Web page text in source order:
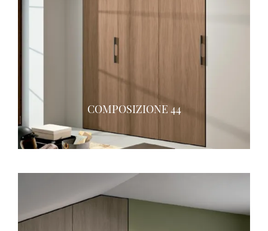
COMPOSIZIONE 44